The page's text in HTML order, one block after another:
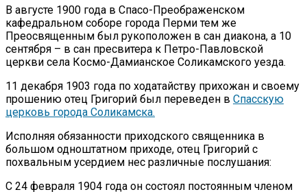
В августе 1900 года в Спасо-Преображенском
кафедральном соборе города Перми тем же
Преосвященным был рукоположен в сан диакона, а 10
сентября – в сан пресвитера к Петро-Павловской
церкви села Космо-Дамианское Соликамского уезда.
11 декабря 1903 года по ходатайству прихожан и своему
прошению отец Григорий был переведен в Спасскую
церковь города Соликамска.
Исполняя обязанности приходского священника в
большом одноштатном приходе, отец Григорий с
похвальным усердием нес различные послушания:
С 24 февраля 1904 года он состоял постоянным членом